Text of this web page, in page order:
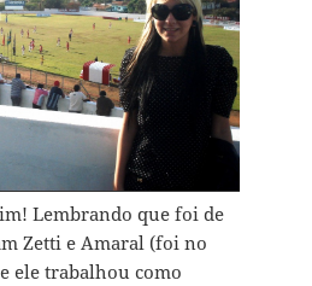
Lembrando que foi de
Zetti e Amaral (foi no
ele trabalhou como